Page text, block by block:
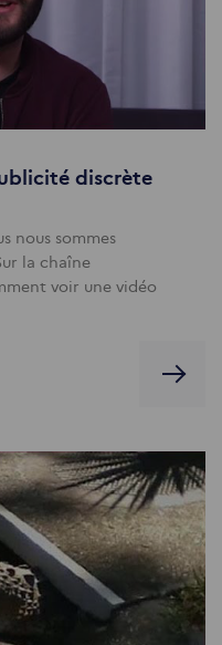
discrète
nous sommes
la chaîne
voir une vidéo